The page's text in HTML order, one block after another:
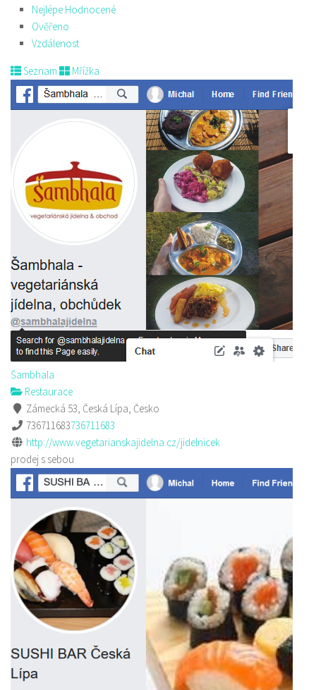
Nejlépe Hodnocené
Ověřeno
Vzdálenost
Seznam Mřížka
Šambhala
Restaurace
Zámecká 53, Česká Lípa, Česko
736711683736711683
http://www.vegetarianskajidelna.cz/jidelnicek
prodej s sebou